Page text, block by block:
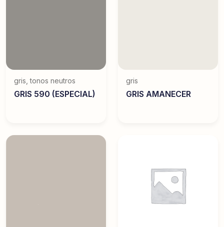
gris ,tonos neutros
GRIS 590 (ESPECIAL)
gris
GRIS AMANECER